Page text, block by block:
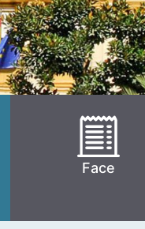
Face